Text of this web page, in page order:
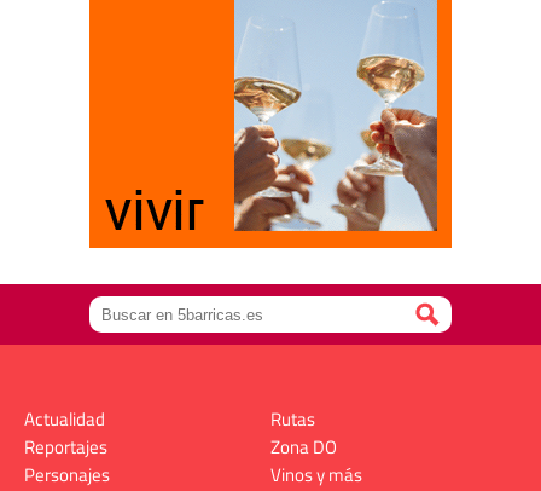
Actualidad
Reportajes
Personajes
Rutas
Zona DO
Vinos y más